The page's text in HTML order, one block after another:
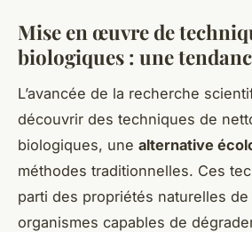
Mise en œuvre de
biologiques : une
L’avancée de la recherche
découvrir des techniques de
biologiques, une alternative
méthodes traditionnelles. Ces
parti des propriétés naturelles
organismes capables de